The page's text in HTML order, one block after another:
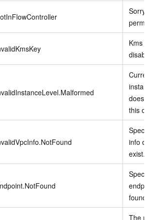
Kms
does
this
info
exist.
found.
The